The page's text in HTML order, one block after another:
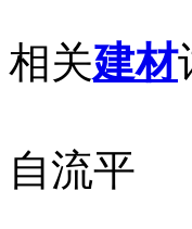
相关建材
自流平